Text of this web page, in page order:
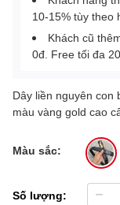
10-15% tùy theo
Khách cũ
0đ. Free tối đa
Dây liền nguyên con
màu vàng gold cao
Màu sắc:
Số lượng: